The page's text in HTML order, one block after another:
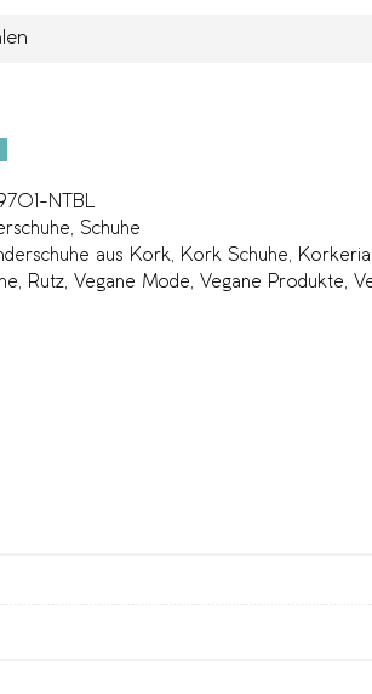
NTBL
Schuhe
aus Kork Kork Schuhe Korkeria
Rutz Vegane Mode Vegane Produkte